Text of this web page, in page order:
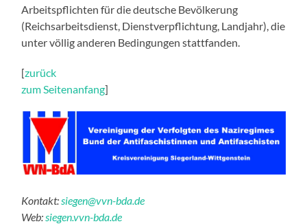
Arbeitspflichten für die deutsche Bevölkerung
(Reichsarbeitsdienst, Dienstverpflichtung, Landjahr), die
unter völlig anderen Bedingungen stattfanden.
[zurück
zum Seitenanfang]
Kontakt: siegen@vvn-bda.de
Web: siegen.vvn-bda.de